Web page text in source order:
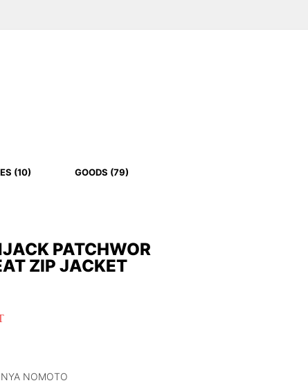
(10) GOODS (79)
PATCHWOR
ZIP JACKET
NOMOTO